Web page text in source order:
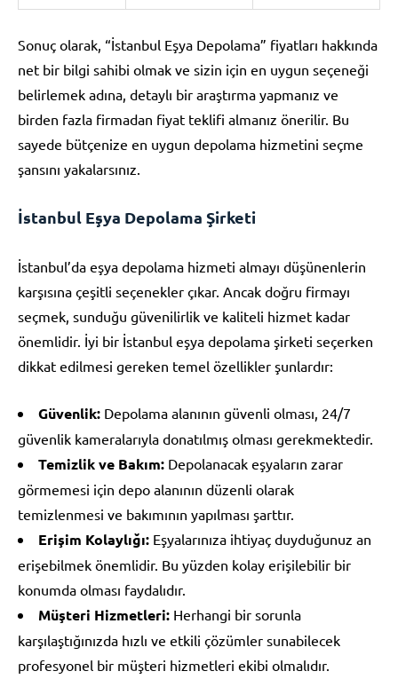
Sonuç olarak, “İstanbul Eşya Depolama” fiyatları hakkında
net bir bilgi sahibi olmak ve sizin için en uygun seçeneği
belirlemek adına, detaylı bir araştırma yapmanız ve
birden fazla firmadan fiyat teklifi almanız önerilir. Bu
sayede bütçenize en uygun depolama hizmetini seçme
şansını yakalarsınız.
İstanbul Eşya Depolama Şirketi
İstanbul’da eşya depolama hizmeti almayı düşünenlerin
karşısına çeşitli seçenekler çıkar. Ancak doğru firmayı
seçmek, sunduğu güvenilirlik ve kaliteli hizmet kadar
önemlidir. İyi bir İstanbul eşya depolama şirketi seçerken
dikkat edilmesi gereken temel özellikler şunlardır:
Güvenlik: Depolama alanının güvenli olması, 24/7
güvenlik kameralarıyla donatılmış olması gerekmektedir.
Temizlik ve Bakım: Depolanacak eşyaların zarar
görmemesi için depo alanının düzenli olarak
temizlenmesi ve bakımının yapılması şarttır.
Erişim Kolaylığı: Eşyalarınıza ihtiyaç duyduğunuz an
erişebilmek önemlidir. Bu yüzden kolay erişilebilir bir
konumda olması faydalıdır.
Müşteri Hizmetleri: Herhangi bir sorunla
karşılaştığınızda hızlı ve etkili çözümler sunabilecek
profesyonel bir müşteri hizmetleri ekibi olmalıdır.